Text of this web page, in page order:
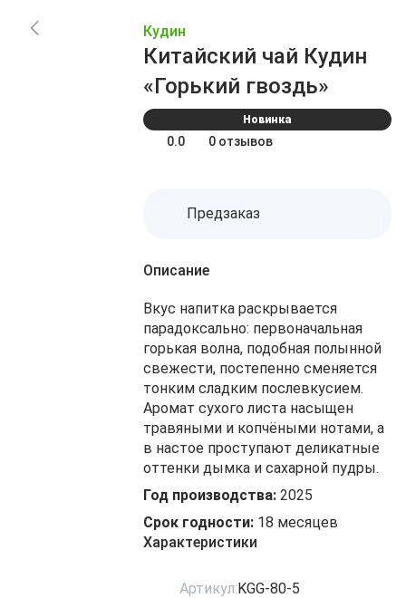
Акции
Блог
Кудин
Китайский чай Кудин
«Горький гвоздь»
Новинка
0.0 0 отзывов
Предзаказ
Описание
Вкус напитка раскрывается
парадоксально: первоначальная
горькая волна, подобная полынной
свежести, постепенно сменяется
тонким сладким послевкусием.
Аромат сухого листа насыщен
травяными и копчёными нотами, а
в настое проступают деликатные
оттенки дымка и сахарной пудры.
Год производства: 2025
Срок годности: 18 месяцев
Характеристики
Артикул:KGG-80-5